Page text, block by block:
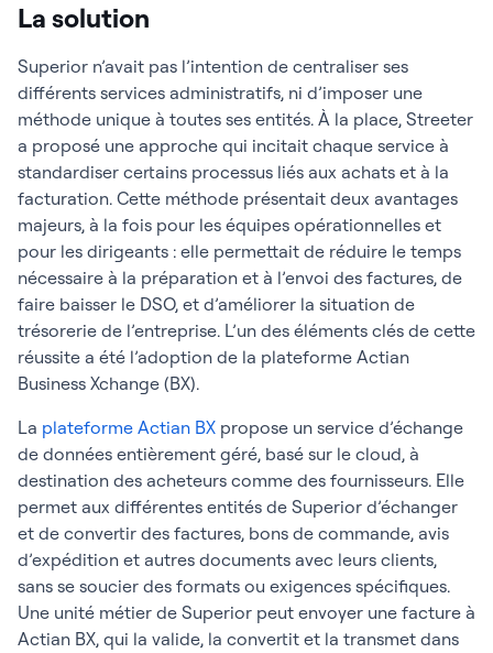
La solution
Superior n’avait pas l’intention de centraliser ses
différents services administratifs, ni d’imposer une
méthode unique à toutes ses entités. À la place, Streeter
a proposé une approche qui incitait chaque service à
standardiser certains processus liés aux achats et à la
facturation. Cette méthode présentait deux avantages
majeurs, à la fois pour les équipes opérationnelles et
pour les dirigeants : elle permettait de réduire le temps
nécessaire à la préparation et à l’envoi des factures, de
faire baisser le DSO, et d’améliorer la situation de
trésorerie de l’entreprise. L’un des éléments clés de cette
réussite a été l’adoption de la plateforme Actian
Business Xchange (BX).
La plateforme Actian BX propose un service d’échange
de données entièrement géré, basé sur le cloud, à
destination des acheteurs comme des fournisseurs. Elle
permet aux différentes entités de Superior d’échanger
et de convertir des factures, bons de commande, avis
d’expédition et autres documents avec leurs clients,
sans se soucier des formats ou exigences spécifiques.
Une unité métier de Superior peut envoyer une facture à
Actian BX, qui la valide, la convertit et la transmet dans